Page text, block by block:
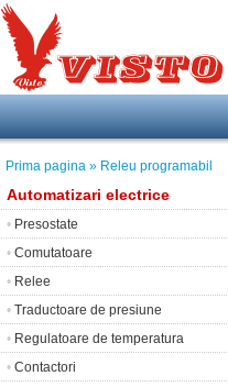
Prima pagina » Releu programabil
Automatizari electrice
• Presostate
• Comutatoare
• Relee
• Traductoare de presiune
• Regulatoare de temperatura
• Contactori